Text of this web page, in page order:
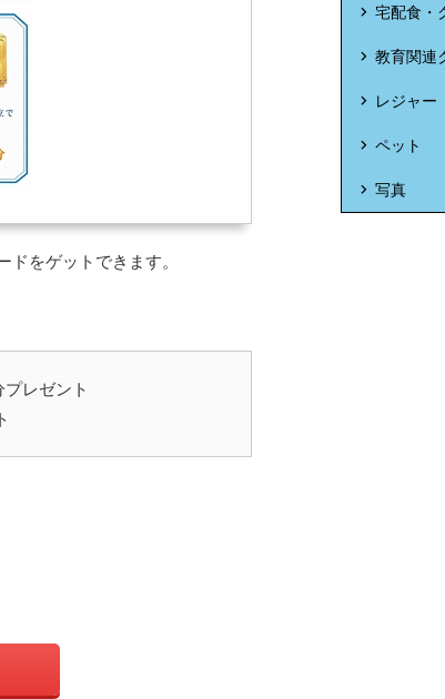
をゲットできます。
レゼント
宅配食・
教育関連
レジャー
ペット
写真